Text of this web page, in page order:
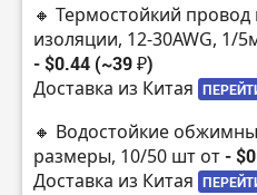
🔸 Термостойкий
изоляции, 12-30AWG, 1/
- $0.44 (~39 ₽)
Доставка из Китая
🔸 Водостойкие
размеры, 10/50 шт от-
Доставка из Китая